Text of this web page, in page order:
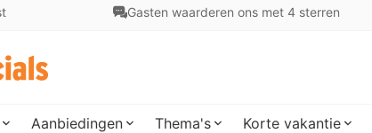
Gasten waarderen ons met 4 sterren
Aanbiedingen Thema's Korte vakantie